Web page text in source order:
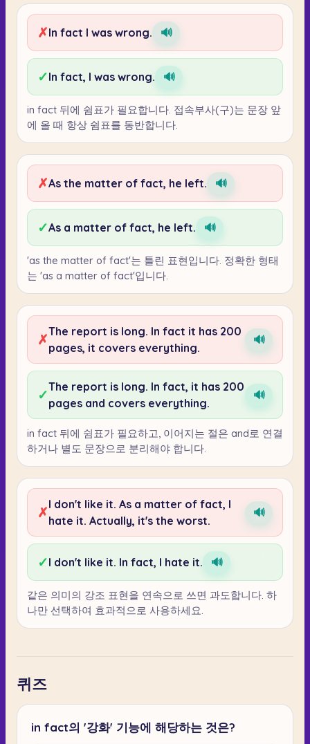
✗In fact I was wrong. 🔊
✓In fact, I was wrong. 🔊
in fact 뒤에 쉼표가 필요합니다. 접속부사(구)는 문장 앞
에 올 때 항상 쉼표를 동반합니다.
✗As the matter of fact, he left. 🔊
✓As a matter of fact, he left. 🔊
'as the matter of fact'는 틀린 표현입니다. 정확한 형태
는 'as a matter of fact'입니다.
✗The report is long. In fact it has 200
pages, it covers everything.
🔊
✓The report is long. In fact, it has 200
pages and covers everything.
🔊
in fact 뒤에 쉼표가 필요하고, 이어지는 절은 and로 연결
하거나 별도 문장으로 분리해야 합니다.
✗I don't like it. As a matter of fact, I
hate it. Actually, it's the worst.
🔊
✓I don't like it. In fact, I hate it. 🔊
같은 의미의 강조 표현을 연속으로 쓰면 과도합니다. 하
나만 선택하여 효과적으로 사용하세요.
퀴즈
in fact의 '강화' 기능에 해당하는 것은?